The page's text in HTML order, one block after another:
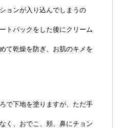
ョンが入り込んでしまうの
トパックをした後にクリーム
て乾燥を防ぎ、お肌のキメを
で下地を塗りますが、ただ手
く、おでこ、頬、鼻にチョン